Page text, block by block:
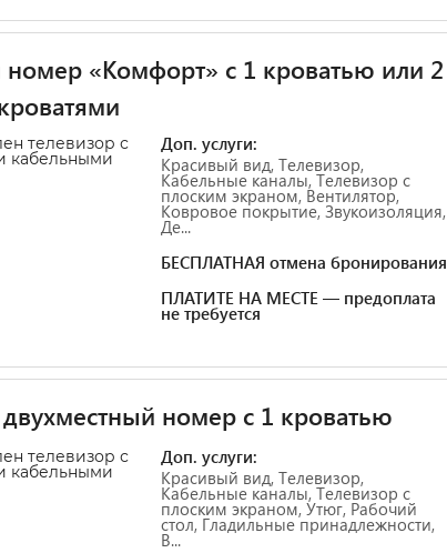
«Комфорт» с 1 кроватью или 2
телевизор с
кабельными
Доп. услуги:
Красивый вид, Телевизор,
Кабельные каналы, Телевизор с
плоским экраном, Вентилятор,
Ковровое покрытие, Звукоизоляция,
Де...
БЕСПЛАТНАЯ отмена бронирования
ПЛАТИТЕ НА МЕСТЕ — предоплата
не требуется
номер с 1 кроватью
телевизор с
кабельными
Доп. услуги:
Красивый вид, Телевизор,
Кабельные каналы, Телевизор с
плоским экраном, Утюг, Рабочий
стол, Гладильные принадлежности,
В...